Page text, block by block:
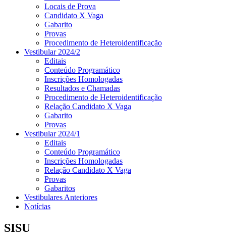
Locais de Prova
Candidato X Vaga
Gabarito
Provas
Procedimento de Heteroidentificação
Vestibular 2024/2
Editais
Conteúdo Programático
Inscrições Homologadas
Resultados e Chamadas
Procedimento de Heteroidentificação
Relação Candidato X Vaga
Gabarito
Provas
Vestibular 2024/1
Editais
Conteúdo Programático
Inscrições Homologadas
Relação Candidato X Vaga
Provas
Gabaritos
Vestibulares Anteriores
Notícias
SISU